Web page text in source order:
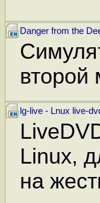
Danger from the
второй
lg-live - Lnux live-
Linux,
на